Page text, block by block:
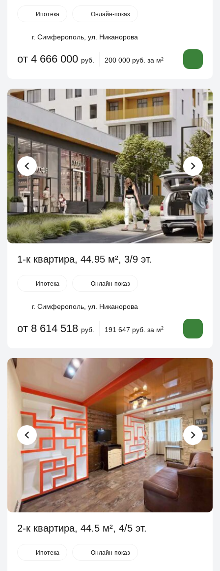
Ипотека Онлайн-показ
г. Симферополь, ул. Никанорова
от 4 666 000 руб. 200 000 руб. за м2
1-к квартира, 44.95 м², 3/9 эт.
Ипотека Онлайн-показ
г. Симферополь, ул. Никанорова
от 8 614 518 руб. 191 647 руб. за м2
2-к квартира, 44.5 м², 4/5 эт.
Ипотека Онлайн-показ